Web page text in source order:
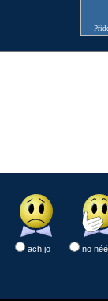
ach jo no